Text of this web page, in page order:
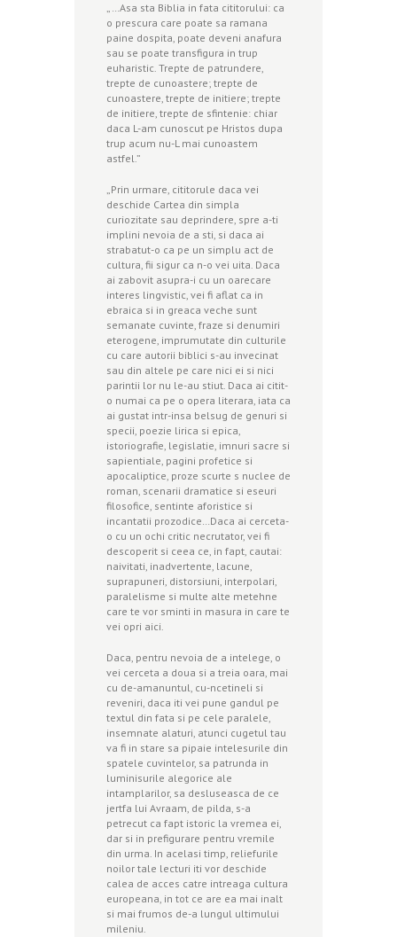
„…Asa sta Biblia in fata cititorului: ca
o prescura care poate sa ramana
paine dospita, poate deveni anafura
sau se poate transfigura in trup
euharistic. Trepte de patrundere,
trepte de cunoastere; trepte de
cunoastere, trepte de initiere; trepte
de initiere, trepte de sfintenie: chiar
daca L-am cunoscut pe Hristos dupa
trup acum nu-L mai cunoastem
astfel.”
„Prin urmare, cititorule daca vei
deschide Cartea din simpla
curiozitate sau deprindere, spre a-ti
implini nevoia de a sti, si daca ai
strabatut-o ca pe un simplu act de
cultura, fii sigur ca n-o vei uita. Daca
ai zabovit asupra-i cu un oarecare
interes lingvistic, vei fi aflat ca in
ebraica si in greaca veche sunt
semanate cuvinte, fraze si denumiri
eterogene, imprumutate din culturile
cu care autorii biblici s-au invecinat
sau din altele pe care nici ei si nici
parintii lor nu le-au stiut. Daca ai citit-
o numai ca pe o opera literara, iata ca
ai gustat intr-insa belsug de genuri si
specii, poezie lirica si epica,
istoriografie, legislatie, imnuri sacre si
sapientiale, pagini profetice si
apocaliptice, proze scurte s nuclee de
roman, scenarii dramatice si eseuri
filosofice, sentinte aforistice si
incantatii prozodice…Daca ai cerceta-
o cu un ochi critic necrutator, vei fi
descoperit si ceea ce, in fapt, cautai:
naivitati, inadvertente, lacune,
suprapuneri, distorsiuni, interpolari,
paralelisme si multe alte metehne
care te vor sminti in masura in care te
vei opri aici.
Daca, pentru nevoia de a intelege, o
vei cerceta a doua si a treia oara, mai
cu de-amanuntul, cu-ncetineli si
reveniri, daca iti vei pune gandul pe
textul din fata si pe cele paralele,
insemnate alaturi, atunci cugetul tau
va fi in stare sa pipaie intelesurile din
spatele cuvintelor, sa patrunda in
luminisurile alegorice ale
intamplarilor, sa desluseasca de ce
jertfa lui Avraam, de pilda, s-a
petrecut ca fapt istoric la vremea ei,
dar si in prefigurare pentru vremile
din urma. In acelasi timp, reliefurile
noilor tale lecturi iti vor deschide
calea de acces catre intreaga cultura
europeana, in tot ce are ea mai inalt
si mai frumos de-a lungul ultimului
mileniu.